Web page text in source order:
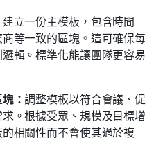
建立一份主模板，包含時間
等一致的區塊。這可確保每
輯。標準化能讓團隊更容易
：調整模板以符合會議、促
。根據受眾、規模及目標增
相關性而不會使其過於複